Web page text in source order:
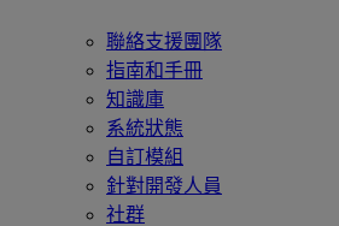
聯絡支援團隊
指南和手冊
知識庫
系統狀態
自訂模組
針對開發人員
社群